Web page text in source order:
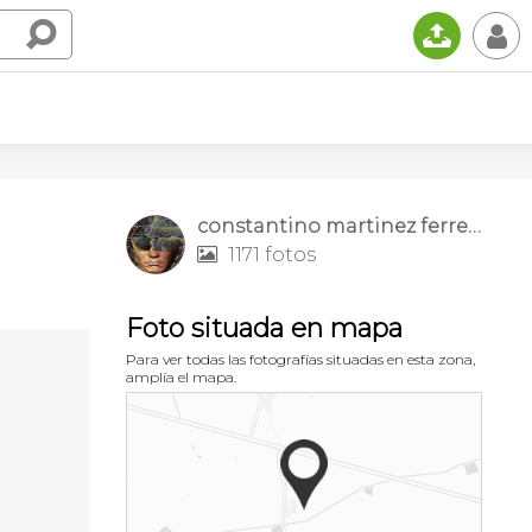
📤 👤
constantino martinez ferrero
 1171 fotos
Foto situada en mapa
Para ver todas las fotografías situadas en esta zona,
amplía el mapa.